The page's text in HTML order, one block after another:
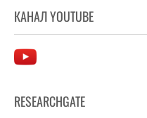
КАНАЛ YOUTUBE
RESEARCHGATE